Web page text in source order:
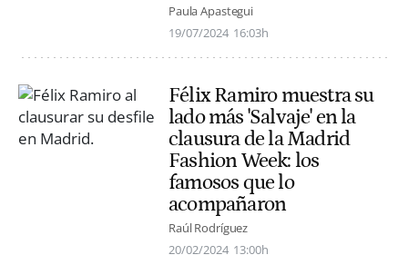
Paula Apastegui
19/07/2024 16:03h
Félix Ramiro muestra su
lado más 'Salvaje' en la
clausura de la Madrid
Fashion Week: los
famosos que lo
acompañaron
Raúl Rodríguez
20/02/2024 13:00h